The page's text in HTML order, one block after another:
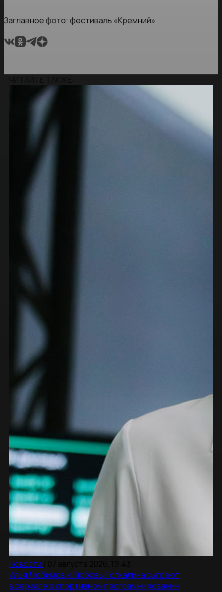
Заглавное фото: фестиваль «Кремний»
Новости
Илья Любимов и Любовь Толкалина сыграют
в сериале о спортивном программировании